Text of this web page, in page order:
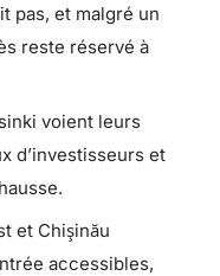
pas, et malgré un
reste réservé à
voient leurs
d’investisseurs et
et Chişinău
accessibles,